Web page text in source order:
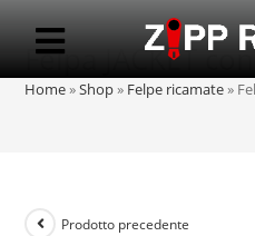
Felpa JACKET
Home»Shop» Felpe ricamate»
Prodotto precedente